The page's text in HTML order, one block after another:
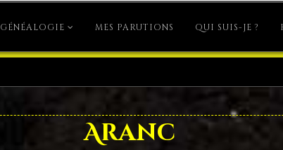
GÉNÉALOGIE MES PARUTIONS QUI SUIS-JE ?
Aranc